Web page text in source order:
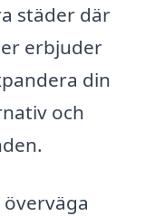
städer där
erbjuder
din
och